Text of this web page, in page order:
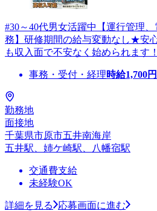
#30～40代男女活躍中【運行管理
務】研修期間の給与変動なし★安
も収入面で不安なく始められます！
事務・受付・経理時給1,700
勤務地
面接地
千葉県市原市五井南海岸
五井駅、姉ケ崎駅、八幡宿駅
交通費支給
未経験OK
詳細を見る
応募画面に進む